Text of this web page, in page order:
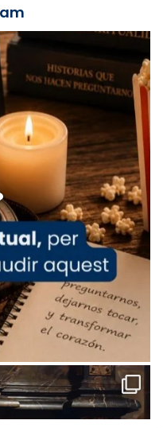
Vatican
news/2026-
papa-viaje-
ens
de Tortosa, ha
la missa de Les